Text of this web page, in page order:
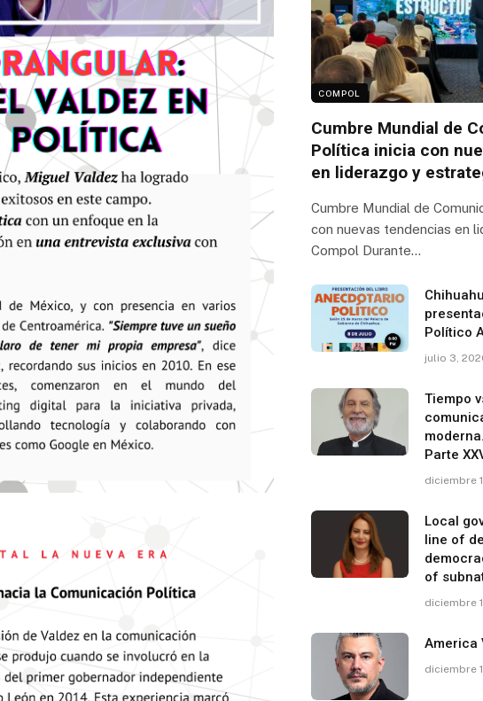
COMPOL
Cumbre Mundial de
Política inicia con
en liderazgo y
Cumbre Mundial de
con nuevas tendencias en
Compol Durante…
Político
julio 3,
Tiempo
Parte
diciembre
Local
line of
of
diciembre
America
diciembre